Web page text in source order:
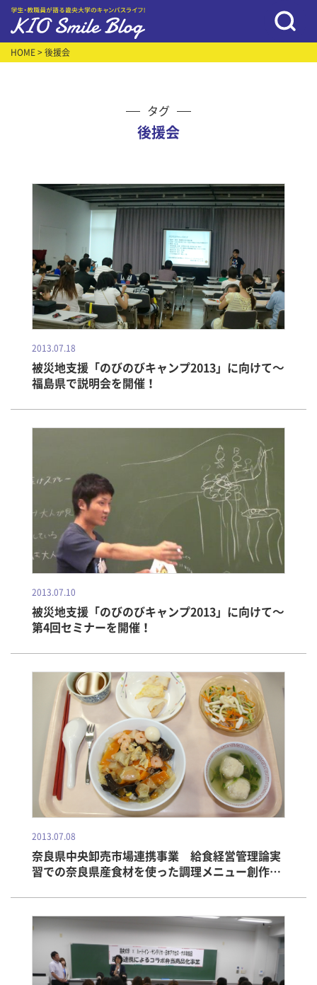
HOME > 後援会
タグ
後援会
2013.07.18
被災地支援「のびのびキャンプ2013」に向けて～
福島県で説明会を開催！
2013.07.10
被災地支援「のびのびキャンプ2013」に向けて～
第4回セミナーを開催！
2013.07.08
奈良県中央卸売市場連携事業 給食経営管理論実
習での奈良県産食材を使った調理メニュー創作第